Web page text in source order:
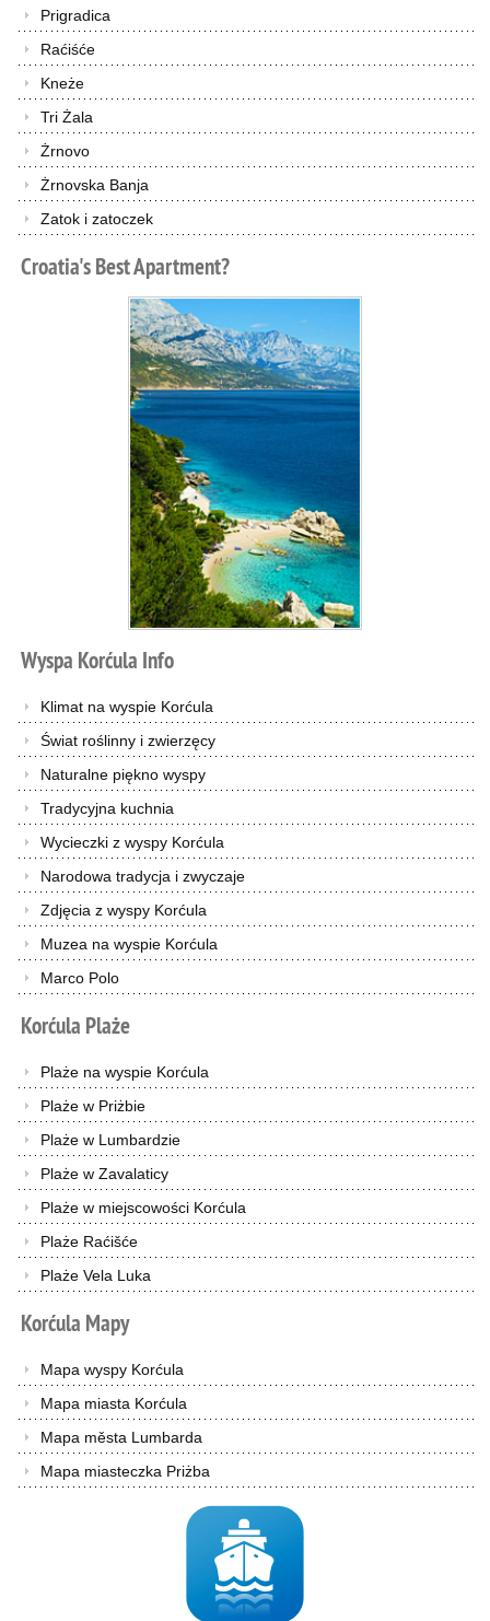
Prigradica
Raćiśće
Kneże
Tri Żala
Żrnovo
Żrnovska Banja
Zatok i zatoczek
Croatia'sBestApartment?
Wyspa Korćula Info
Klimat na wyspie Korćula
Świat roślinny i zwierzęcy
Naturalne piękno wyspy
Tradycyjna kuchnia
Wycieczki z wyspy Korćula
Narodowa tradycja i zwyczaje
Zdjęcia z wyspy Korćula
Muzea na wyspie Korćula
Marco Polo
Korćula Plaże
Plaże na wyspie Korćula
Plaże w Priżbie
Plaże w Lumbardzie
Plaże w Zavalaticy
Plaże w miejscowości Korćula
Plaże Raćišće
Plaże Vela Luka
Korćula Mapy
Mapa wyspy Korćula
Mapa miasta Korćula
Mapa města Lumbarda
Mapa miasteczka Priżba